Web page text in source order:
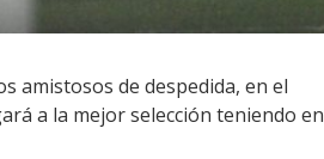
amistosos de despedida, en el
a la mejor selección teniendo en